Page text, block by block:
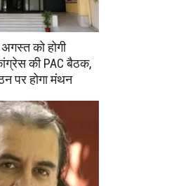
को होगी
की PAC बैठक,
पर होगा मंथन